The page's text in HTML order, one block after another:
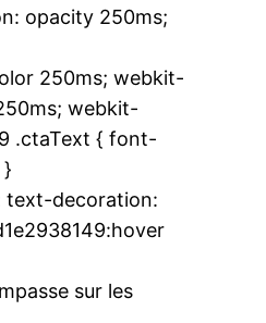
opacity 250ms;
250ms; webkit-
webkit-
.ctaText { font-
}
text-decoration:
sur les